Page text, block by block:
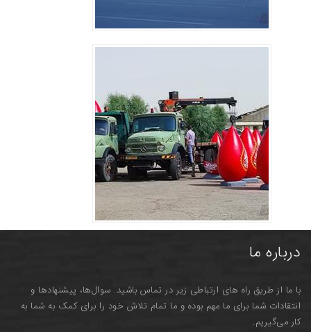
درباره ما
با ما از طریق راه های ارتباطی زیر در تماس باشید. سوال‌ها، پیشنهادها و
انتقادات شما برای ما مهم بوده و ما تمام تلاش خود را برای کمک به شما به
کار می‌گیریم.